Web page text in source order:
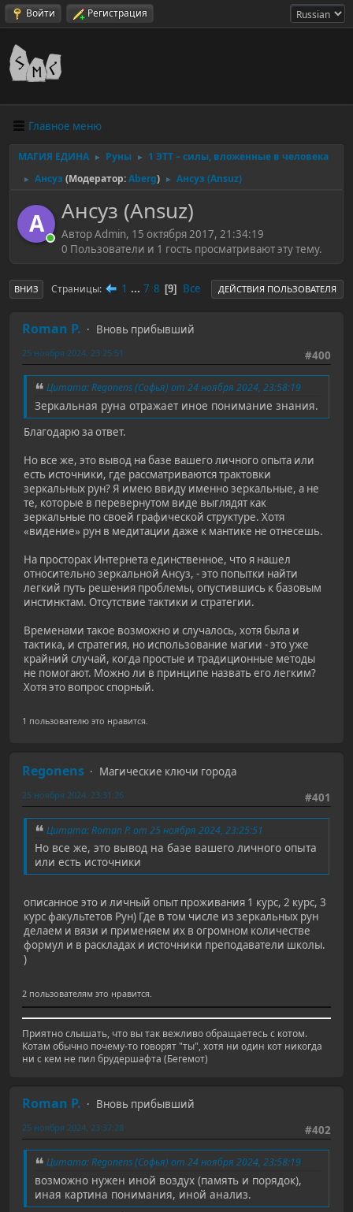
Войти Регистрация
Главное меню
МАГИЯ ЕДИНА ► Руны ► 1 ЭТТ – силы, вложенные в человека
► Ансуз (Модератор:Aberg) ► Ансуз (Ansuz)
A Ансуз (Ansuz)
Автор Admin, 15 октября 2017, 21:34:19
0 Пользователи и 1 гость просматривают эту тему.
ВНИЗ Страницы 1 ... 7 8 9 Все ДЕЙСТВИЯ ПОЛЬЗОВАТЕЛЯ
Roman P.
Вновь прибывший
#400
25 ноября 2024, 23:25:51
Цитата: Regonens (Софья) от 24 ноября 2024, 23:58:19
Зеркальная руна отражает иное понимание знания.
Благодарю за ответ.
Но все же, это вывод на базе вашего личного опыта или
есть источники, где рассматриваются трактовки
зеркальных рун? Я имею ввиду именно зеркальные, а не
те, которые в перевернутом виде выглядят как
зеркальные по своей графической структуре. Хотя
«видение» рун в медитации даже к мантике не отнесешь.
На просторах Интернета единственное, что я нашел
относительно зеркальной Ансуз, - это попытки найти
легкий путь решения проблемы, опустившись к базовым
инстинктам. Отсутствие тактики и стратегии.
Временами такое возможно и случалось, хотя была и
тактика, и стратегия, но использование магии - это уже
крайний случай, когда простые и традиционные методы
не помогают. Можно ли в принципе назвать его легким?
Хотя это вопрос спорный.
1 пользователю это нравится.
Regonens
Магические ключи города
#401
25 ноября 2024, 23:31:26
Цитата: Roman P. от 25 ноября 2024, 23:25:51
Но все же, это вывод на базе вашего личного опыта
или есть источники
описанное это и личный опыт проживания 1 курс, 2 курс, 3
курс факультетов Рун) Где в том числе из зеркальных рун
делаем и вязи и применяем их в огромном количестве
формул и в раскладах и источники преподаватели школы.
)
2 пользователям это нравится.
Приятно слышать, что вы так вежливо обращаетесь с котом.
Котам обычно почему-то говорят "ты", хотя ни один кот никогда
ни с кем не пил брудершафта (Бегемот)
Roman P.
Вновь прибывший
#402
25 ноября 2024, 23:37:28
Цитата: Regonens (Софья) от 24 ноября 2024, 23:58:19
возможно нужен иной воздух (память и порядок),
иная картина понимания, иной анализ.